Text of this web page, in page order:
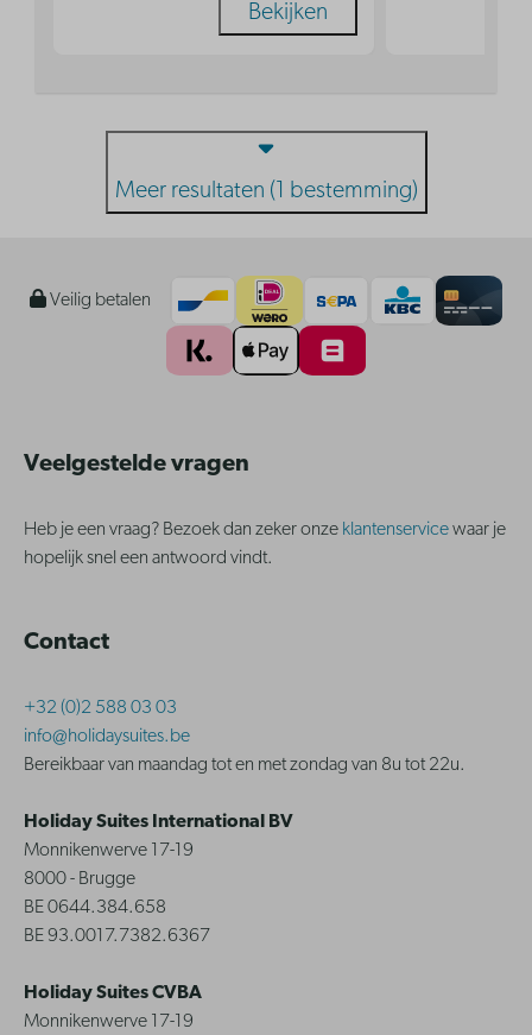
Bekijken
Meer resultaten (1 bestemming)
Veilig betalen
Veelgestelde vragen
Heb je een vraag? Bezoek dan zeker onze klantenservicewaar je
hopelijk snel een antwoord vindt.
Contact
+32 (0)2 588 03 03
info@holidaysuites.be
Bereikbaar van maandag tot en met zondag van 8u tot 22u.
Holiday Suites International BV
Monnikenwerve 17-19
8000 - Brugge
BE 0644.384.658
BE 93.0017.7382.6367
Holiday Suites CVBA
Monnikenwerve 17-19